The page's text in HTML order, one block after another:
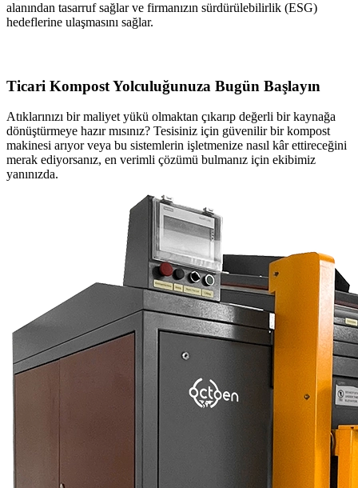
alanından tasarruf sağlar ve firmanızın sürdürülebilirlik (ESG)
hedeflerine ulaşmasını sağlar.
Ticari Kompost Yolculuğunuza Bugün Başlayın
Atıklarınızı bir maliyet yükü olmaktan çıkarıp değerli bir kaynağa
dönüştürmeye hazır mısınız? Tesisiniz için güvenilir bir kompost
makinesi arıyor veya bu sistemlerin işletmenize nasıl kâr ettireceğini
merak ediyorsanız, en verimli çözümü bulmanız için ekibimiz
yanınızda.